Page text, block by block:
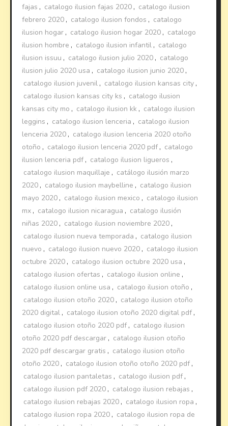
fajas , catalogo ilusion fajas 2020 , catalogo ilusion
febrero 2020 , catalogo ilusion fondos , catalogo
ilusion hogar , catalogo ilusion hogar 2020 , catalogo
ilusion hombre , catalogo ilusion infantil , catalogo
ilusion issuu , catalogo ilusion julio 2020 , catalogo
ilusion julio 2020 usa , catalogo ilusion junio 2020 ,
catalogo ilusion juvenil , catalogo ilusion kansas city ,
catalogo ilusion kansas city ks , catalogo ilusion
kansas city mo , catalogo ilusion kk , catalogo ilusion
leggins , catalogo ilusion lenceria , catalogo ilusion
lenceria 2020 , catalogo ilusion lenceria 2020 otoño
otoño , catalogo ilusion lenceria 2020 pdf , catalogo
ilusion lenceria pdf , catalogo ilusion ligueros ,
catalogo ilusion maquillaje , catálogo ilusión marzo
2020 , catalogo ilusion maybelline , catalogo ilusion
mayo 2020 , catalogo ilusion mexico , catalogo ilusion
mx , catalogo ilusion nicaragua , catalogo ilusión
niñas 2020 , catalogo ilusion noviembre 2020 ,
catalogo ilusion nueva temporada , catalogo ilusion
nuevo , catalogo ilusion nuevo 2020 , catalogo ilusion
octubre 2020 , catalogo ilusion octubre 2020 usa ,
catalogo ilusion ofertas , catalogo ilusion online ,
catalogo ilusion online usa , catalogo ilusion otoño ,
catalogo ilusion otoño 2020 , catalogo ilusion otoño
2020 digital , catalogo ilusion otoño 2020 digital pdf ,
catalogo ilusion otoño 2020 pdf , catalogo ilusion
otoño 2020 pdf descargar , catalogo ilusion otoño
2020 pdf descargar gratis , catalogo ilusion otoño
otoño 2020 , catalogo ilusion otoño otoño 2020 pdf ,
catalogo ilusion pantaletas , catalogo ilusion pdf ,
catalogo ilusion pdf 2020 , catalogo ilusion rebajas ,
catalogo ilusion rebajas 2020 , catalogo ilusion ropa ,
catalogo ilusion ropa 2020 , catalogo ilusion ropa de